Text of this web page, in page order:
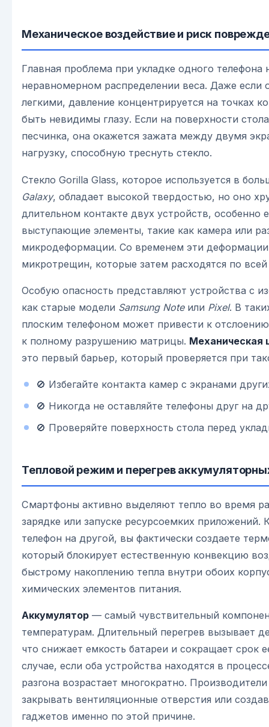
Механическое воздействие и риск
Главная проблема при укладке одного телефона
неравномерном распределении веса. Даже если
легкими, давление концентрируется на точках
быть невидимы глазу. Если на поверхности
песчинка, она окажется зажата между двумя
нагрузку, способную треснуть стекло.
Стекло Gorilla Glass, которое используется в
Galaxy, обладает высокой твердостью, но оно
длительном контакте двух устройств, особенно
выступающие элементы, такие как камера или
микродеформации. Со временем эти
микротрещин, которые затем расходятся по
Особую опасность представляют устройства с
как старые модели Samsung Noteили Pixel. В
плоским телефоном может привести к
к полному разрушению матрицы. Механическая
это первый барьер, который проверяется при
🚫 Избегайте контакта камер с экранами
🚫 Никогда не оставляйте телефоны друг на
🚫 Проверяйте поверхность стола перед
Тепловой режим и перегрев
Смартфоны активно выделяют тепло во время
зарядке или запуске ресурсоемких приложений.
телефон на другой, вы фактически создаете
который блокирует естественную конвекцию
быстрому накоплению тепла внутри обоих
химических элементов питания.
Аккумулятор — самый чувствительный
температурам. Длительный перегрев вызывает
что снижает емкость батареи и сокращает срок
случае, если оба устройства находятся в
разгона возрастает многократно.
закрывать вентиляционные отверстия или
гаджетов именно по этой причине.